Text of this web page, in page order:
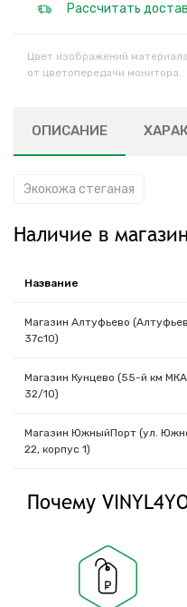
Рассчитать
Цвет изображений
от цветопередачи монитора.
ОПИСАНИЕ
Экокожа стеганая
Наличие в
Название
Магазин Алтуфьево
37с10)
Магазин Кунцево (55-й км
32/10)
Магазин ЮжныйПорт (ул.
22, корпус 1)
Почему